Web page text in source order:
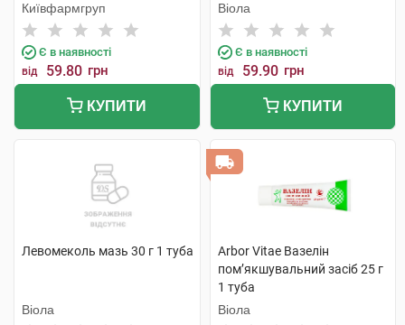
Київфармгруп
Є в наявності
від 59.80 грн
КУПИТИ
Віола
Є в наявності
від 59.90 грн
КУПИТИ
Левомеколь мазь 30 г 1 туба
Віола
Arbor Vitae Вазелін
пом’якшувальний засіб 25 г
1 туба
Віола